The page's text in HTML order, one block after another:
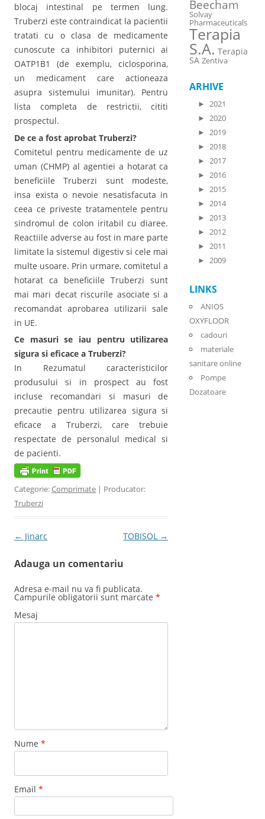
blocaj intestinal pe termen lung.
Truberzi este contraindicat la pacientii
tratati cu o clasa de medicamente
cunoscute ca inhibitori puternici ai
OATP1B1 (de exemplu, ciclosporina,
un medicament care actioneaza
asupra sistemului imunitar). Pentru
lista completa de restrictii, cititi
prospectul.
De ce a fost aprobat Truberzi?
Comitetul pentru medicamente de uz
uman (CHMP) al agentiei a hotarat ca
beneficiile Truberzi sunt modeste,
insa exista o nevoie nesatisfacuta in
ceea ce priveste tratamentele pentru
sindromul de colon iritabil cu diaree.
Reactiile adverse au fost in mare parte
limitate la sistemul digestiv si cele mai
multe usoare. Prin urmare, comitetul a
hotarat ca beneficiile Truberzi sunt
mai mari decat riscurile asociate si a
recomandat aprobarea utilizarii sale
in UE.
Ce masuri se iau pentru utilizarea
sigura si eficace a Truberzi?
In Rezumatul caracteristicilor
produsului si in prospect au fost
incluse recomandari si masuri de
precautie pentru utilizarea sigura si
eficace a Truberzi, care trebuie
respectate de personalul medical si
de pacienti.
Categorie:Comprimate | Producator:
Truberzi
Post navigation
← Jinarc TOBISOL →
Adauga un comentariu
Adresa e-mail nu va fi publicata.
Campurile obligatorii sunt marcate *
Mesaj
Nume *
Email *
Beecham
Solvay
Pharmaceuticals
Terapia
S.A. Terapia
SA Zentiva
ARHIVE
► 2021
► 2020
► 2019
► 2018
► 2017
► 2016
► 2015
► 2014
► 2013
► 2012
► 2011
► 2009
LINKS
ANIOS
OXYFLOOR
cadouri
materiale
sanitare online
Pompe
Dozatoare